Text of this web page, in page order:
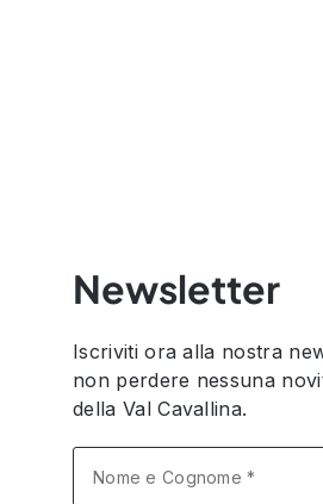
Newsletter
Iscriviti ora alla nostra
non perdere nessuna
della Val Cavallina.